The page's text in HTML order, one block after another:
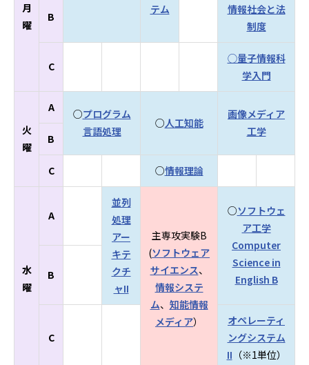
月
曜
テム
情報社会と法
制度
B
C
◯量子情報科
学入門
火
曜
A ○プログラム
言語処理
○人工知能
画像メディア
工学
B
C ○情報理論
水
曜
A
並列
処理
アー
キテ
クチ
ャII
主専攻実験B
(ソフトウェア
サイエンス、
情報システ
ム、 知能情報
メディア）
○ソフトウェ
ア工学
Computer
Science in
English B
B
C
オペレーティ
ングシステム
II （※1単位）